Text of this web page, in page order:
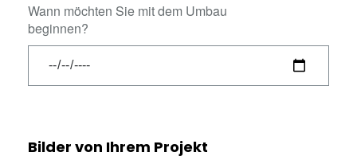
Wann möchten Sie mit dem Umbau
beginnen?
Bilder von Ihrem Projekt